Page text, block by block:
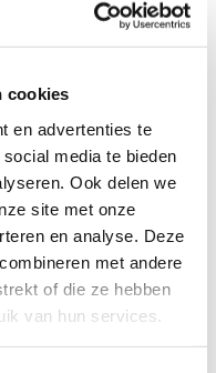
cookies
en advertenties te
media te bieden
Ook delen we
site met onze
en analyse. Deze
met andere
of die ze hebben
van hun services.
Blue, Pink
vizier